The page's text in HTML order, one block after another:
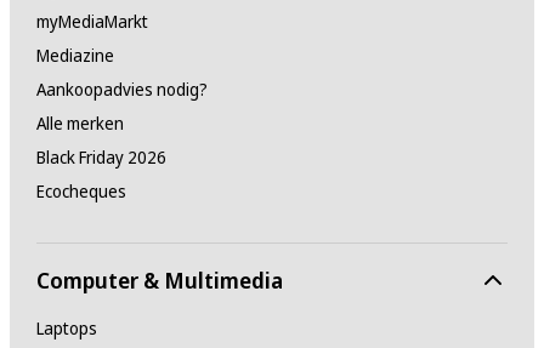
myMediaMarkt
Mediazine
Aankoopadvies nodig?
Alle merken
Black Friday 2026
Ecocheques
Computer & Multimedia
Laptops